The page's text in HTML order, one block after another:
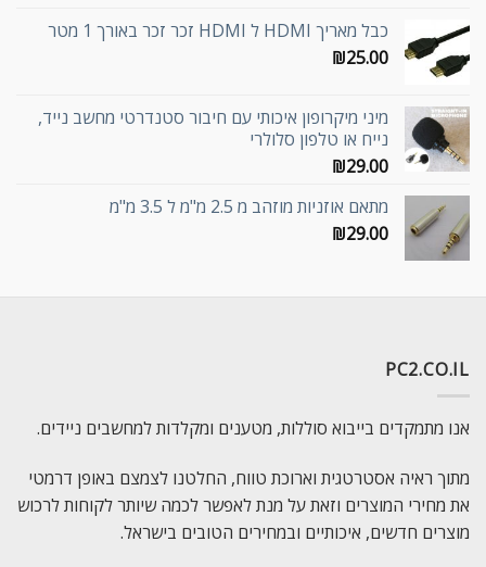
כבל מאריך HDMI ל HDMI זכר זכר באורך 1 מטר
₪25.00
מיני מיקרופון איכותי עם חיבור סטנדרטי מחשב נייד,
נייח או טלפון סלולרי
₪29.00
מתאם אוזניות מוזהב מ 2.5 מ"מ ל 3.5 מ"מ
₪29.00
PC2.CO.IL
אנו מתמקדים בייבוא סוללות, מטענים ומקלדות למחשבים ניידים.
מתוך ראיה אסטרטגית וארוכת טווח, החלטנו לצמצם באופן דרמטי
את מחירי המוצרים וזאת על מנת לאפשר לכמה שיותר לקוחות לרכוש
מוצרים חדשים, איכותיים ובמחירים הטובים בישראל.